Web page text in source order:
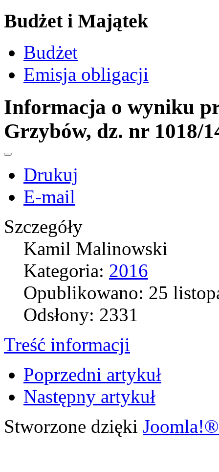
Budżet i Majątek
Budżet
Emisja obligacji
Informacja o wyniku
Grzybów, dz. nr 1018/
Drukuj
E-mail
Szczegóły
Kamil Malinowski
Kategoria: 2016
Opublikowano: 25
Odsłony: 2331
Treść informacji
Poprzedni artykuł
Następny artykuł
Stworzone dzięki Joomla!®